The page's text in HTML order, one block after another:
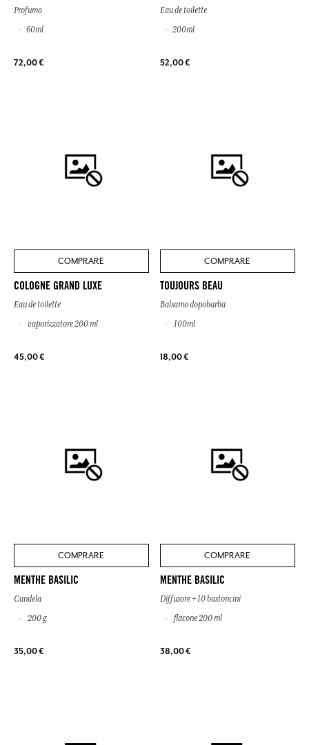
Profumo
60ml
72,00 €
Eau de toilette
200ml
52,00 €
COMPRARE
COLOGNE GRAND LUXE
Eau de toilette
vaporizzatore 200 ml
45,00 €
COMPRARE
TOUJOURS BEAU
Balsamo dopobarba
100ml
18,00 €
COMPRARE
MENTHE BASILIC
Candela
200 g
35,00 €
COMPRARE
MENTHE BASILIC
Diffusore + 10 bastoncini
flacone 200 ml
38,00 €